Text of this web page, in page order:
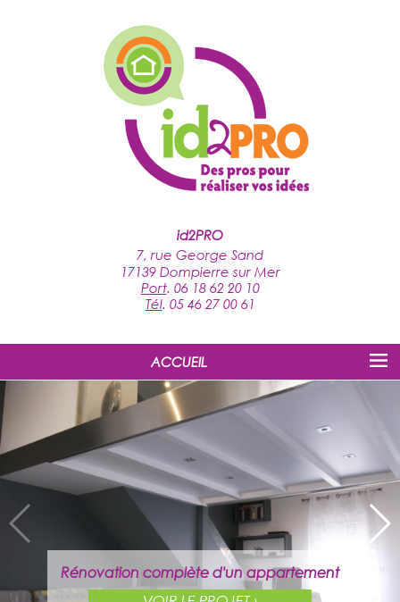
id2PRO
7, rue George Sand
17139 Dompierre sur Mer
Port. 06 18 62 20 10
Tél. 05 46 27 00 61
ACCUEIL
Rénovation complète d'un appartement